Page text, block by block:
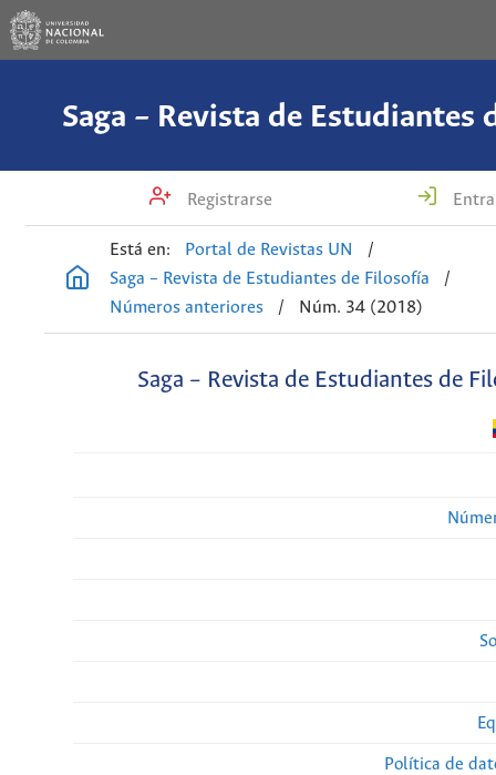
Saga – Revista de Estudiantes
Registrarse
Está en: Portal de Revistas UN
/
Saga – Revista de Estudiantes de Filosofía
/
Números anteriores
/ Núm. 34 (2018)
Saga – Revista de Estudiantes de
Política de